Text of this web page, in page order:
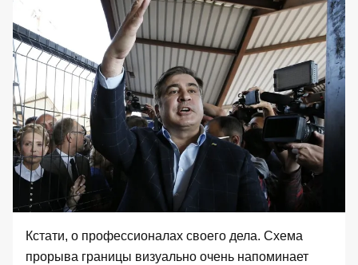
Кстати, о профессионалах своего дела. Схема
прорыва границы визуально очень напоминает